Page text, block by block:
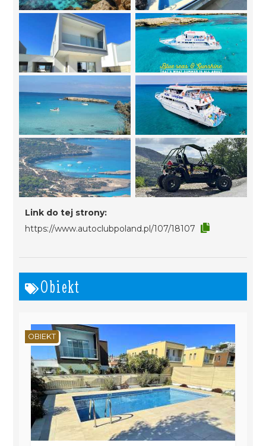
Link do tej strony:
https://www.autoclubpoland.pl/107/18107
Obiekt
OBIEKT